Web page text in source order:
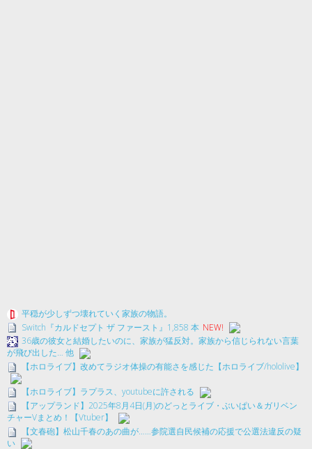
平穏が少しずつ壊れていく家族の物語。
Switch『カルドセプト ザ ファースト』1,858 本 NEW!
36歳の彼女と結婚したいのに、家族が猛反対。家族から信じられない言葉
が飛び出した… 他
【ホロライブ】改めてラジオ体操の有能さを感じた【ホロライブ/hololive】
【ホロライブ】ラプラス、youtubeに許される
【アップランド】2025年8月4日(月)のどっとライブ・ぶいぱい＆ガリベン
チャーVまとめ！【Vtuber】
【文春砲】松山千春のあの曲が……参院選自民候補の応援で公選法違反の疑
い